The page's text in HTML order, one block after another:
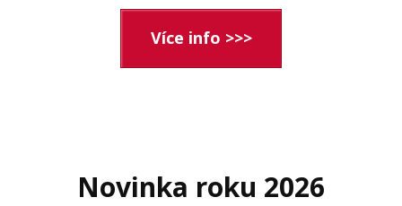
Více info >>>
Novinka roku 2026